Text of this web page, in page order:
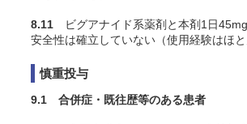
8.11 ビグアナイド系薬剤と本剤1日
安全性は確立していない（使用経験はほと
慎重投与
9.1 合併症・既往歴等のある患者